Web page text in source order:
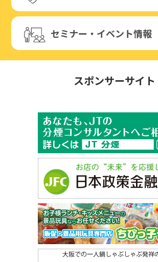
セミナー・イベント情報
スポンサーサイト